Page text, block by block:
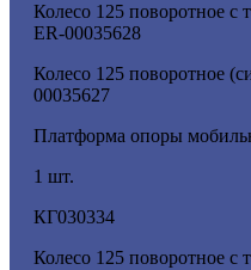
Колесо 125 поворотное с
ER-00035628
Колесо 125 поворотное
00035627
Платформа опоры
1 шт.
КГ030334
Колесо 125 поворотное с